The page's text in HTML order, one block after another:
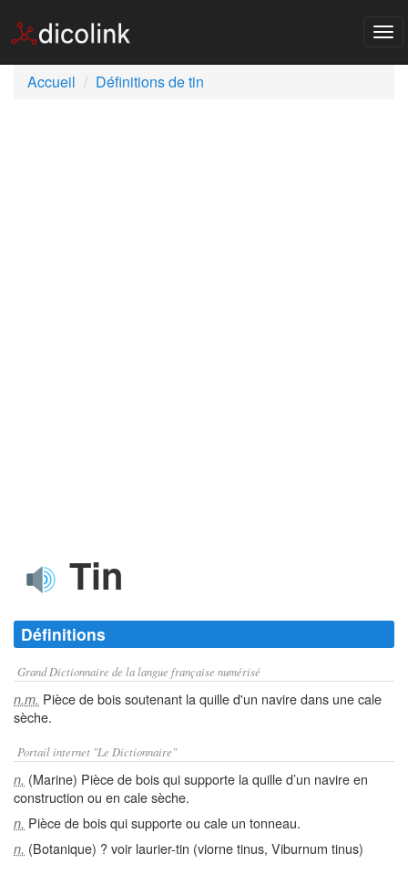
Accueil
Définitions de tin
Tin
Définitions
Grand Dictionnaire de la langue française numérisé
n.m. Pièce de bois soutenant la quille d'un navire dans une cale
sèche.
Portail internet "Le Dictionnaire"
n. (Marine) Pièce de bois qui supporte la quille d’un navire en
construction ou en cale sèche.
n. Pièce de bois qui supporte ou cale un tonneau.
n. (Botanique) ? voir laurier-tin (viorne tinus, Viburnum tinus)